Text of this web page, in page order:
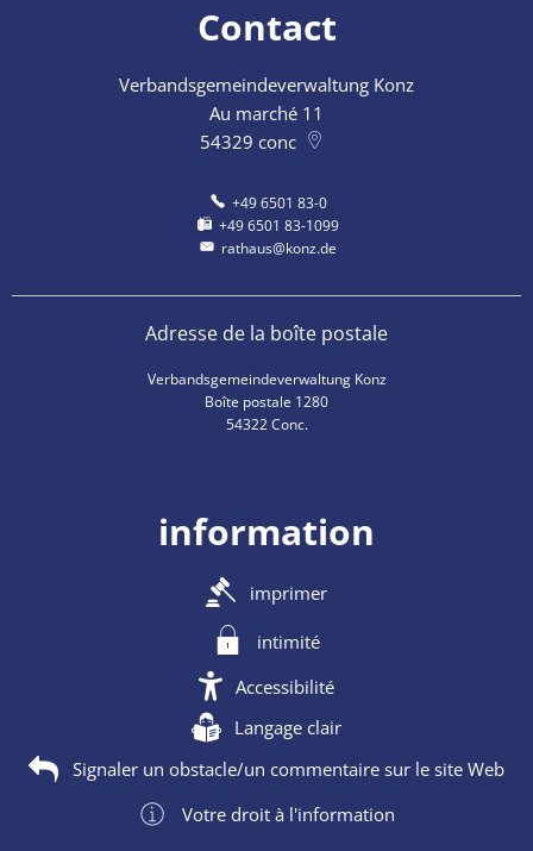
Contact
Verbandsgemeindeverwaltung Konz
Au marché 11
54329 conc
+49 6501 83-0
+49 6501 83-1099
rathaus@konz.de
Adresse de la boîte postale
Verbandsgemeindeverwaltung Konz
Boîte postale 1280
54322 Conc.
information
imprimer
intimité
Accessibilité
Langage clair
Signaler un obstacle/un commentaire sur le site Web
Votre droit à l'information